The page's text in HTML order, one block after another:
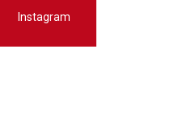
Instagram